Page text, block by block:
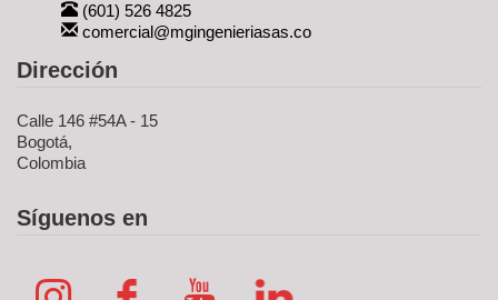
(601) 526 4825
comercial@mgingenieriasas.co
Dirección
Calle 146 #54A - 15
Bogotá,
Colombia
Síguenos en